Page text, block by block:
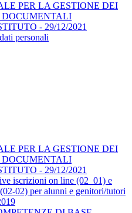
PER LA GESTIONE DEI
DOCUMENTALI
- 29/12/2021
personali
PER LA GESTIONE DEI
DOCUMENTALI
- 29/12/2021
iscrizioni on line (02_01) e
02) per alunni e genitori/tutori